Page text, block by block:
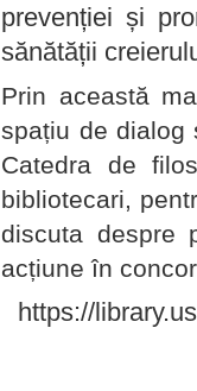
prevenției și
sănătății
Prin această
spațiu de dialog
Catedra de
bibliotecari,
discuta despre
acțiune în
https://